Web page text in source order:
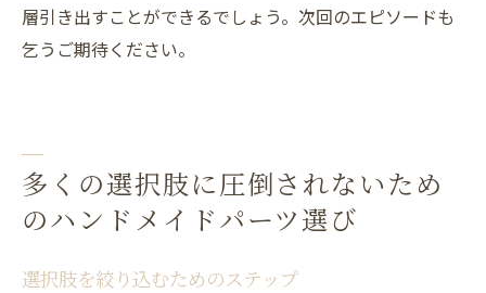
層引き出すことができるでしょう。次回のエピソードも
乞うご期待ください。
多くの選択肢に圧倒されないため
のハンドメイドパーツ選び
選択肢を絞り込むためのステップ